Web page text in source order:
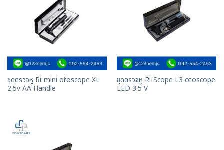
ชุดตรวจหู Ri-mini otoscope XL
2.5v AA Handle
ชุดตรวจหู Ri-Scope L3 otoscope
LED 3.5 V